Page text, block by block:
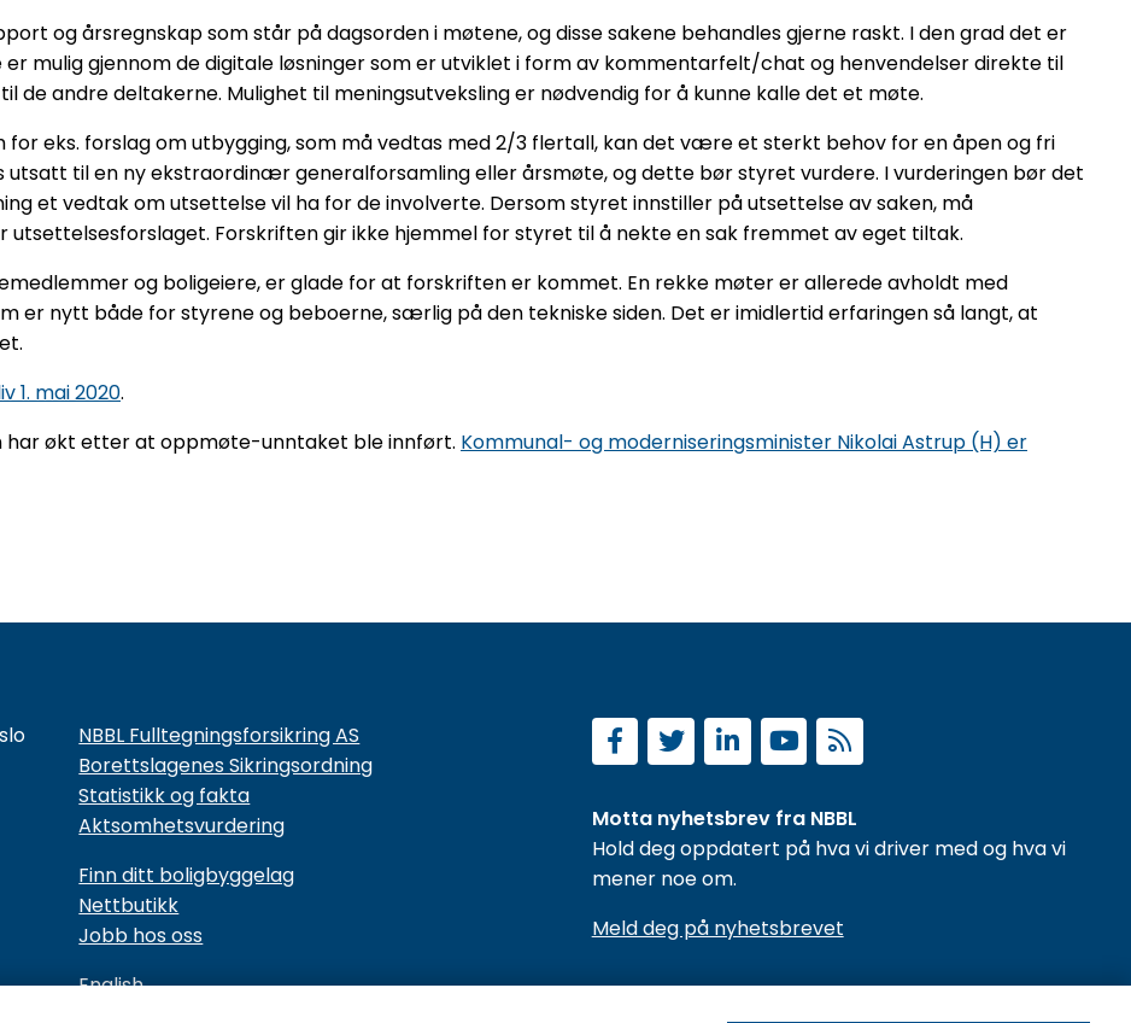
og årsregnskap som står på dagsorden i møtene, og disse sakene behandles gjerne raskt. I den grad det er
mulig gjennom de digitale løsninger som er utviklet i form av kommentarfelt/chat og henvendelser direkte til
de andre deltakerne. Mulighet til meningsutveksling er nødvendig for å kunne kalle det et møte.
for eks. forslag om utbygging, som må vedtas med 2/3 flertall, kan det være et sterkt behov for en åpen og fri
utsatt til en ny ekstraordinær generalforsamling eller årsmøte, og dette bør styret vurdere. I vurderingen bør det
et vedtak om utsettelse vil ha for de involverte. Dersom styret innstiller på utsettelse av saken, må
Forskriften gir ikke hjemmel for styret til å nekte en sak fremmet av eget tiltak.
og boligeiere, er glade for at forskriften er kommet. En rekke møter er allerede avholdt med
er nytt både for styrene og beboerne, særlig på den tekniske siden. Det er imidlertid erfaringen så langt, at
1. mai 2020.
har økt etter at oppmøte-unntaket ble innført. Kommunal- og moderniseringsminister Nikolai Astrup (H) er
NBBL Fulltegningsforsikring AS
Borettslagenes Sikringsordning
Statistikk og fakta
Aktsomhetsvurdering
Finn ditt boligbyggelag
Nettbutikk
Jobb hos oss
English
Motta nyhetsbrev fra NBBL
Hold deg oppdatert på hva vi driver med og hva vi
mener noe om.
Meld deg på nyhetsbrevet